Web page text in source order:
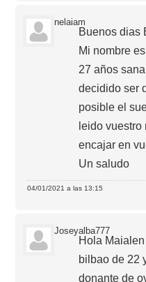
nelaiam
Buenos dias
Mi nombre
27 años
decidido ser
posible el
leido
encajar en
Un saludo
04/01/2021 a las 13:15
Joseyalba777
Hola
bilbao de 22
donante de